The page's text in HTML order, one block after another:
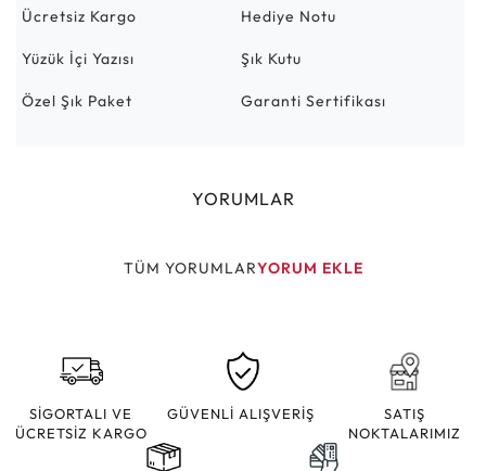
Ücretsiz Kargo Hediye Notu
Yüzük İçi Yazısı Şık Kutu
Özel Şık Paket Garanti Sertifikası
YORUMLAR
TÜM YORUMLARYORUM EKLE
SİGORTALI VE
ÜCRETSİZ KARGO
GÜVENLİ ALIŞVERİŞ
SATIŞ
NOKTALARIMIZ